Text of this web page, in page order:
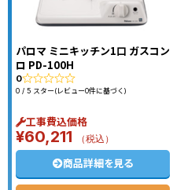
パロマ ミニキッチン1口 ガスコン
ロ PD-100H
0
0 / 5 スター(レビュー0件に基づく)
工事費込価格
¥60,211 （税込）
商品詳細を見る